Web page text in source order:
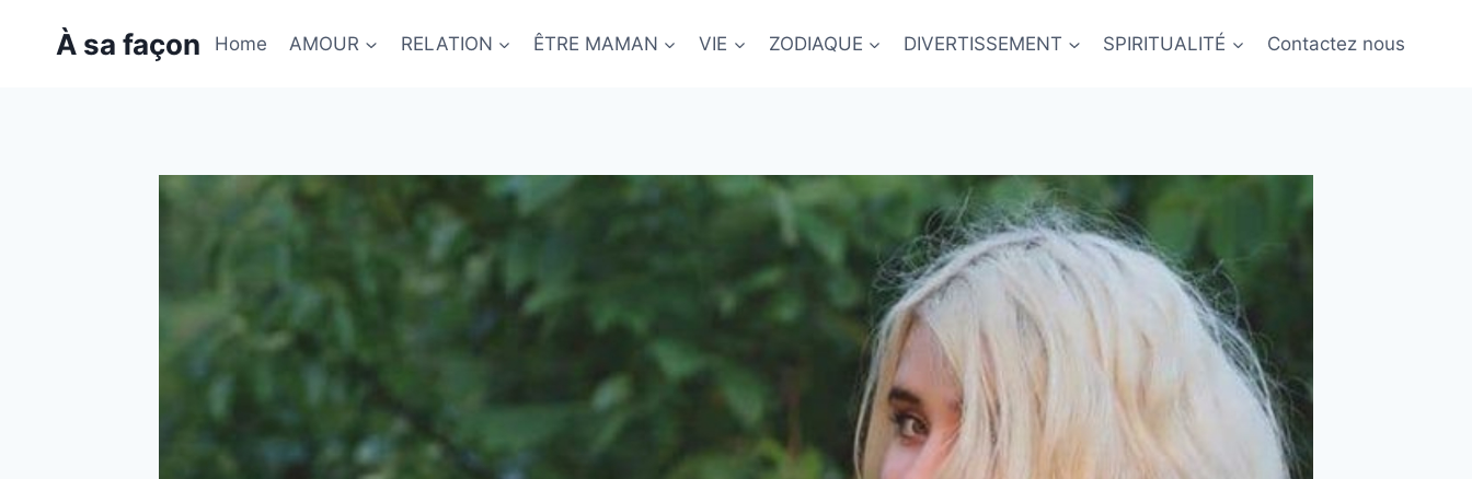
À sa façon Home AMOUR RELATION ÊTRE MAMAN VIE ZODIAQUE DIVERTISSEMENT SPIRITUALITÉ Contactez nous